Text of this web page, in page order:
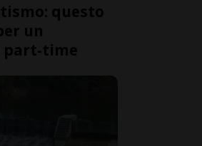
questo
un
part-time